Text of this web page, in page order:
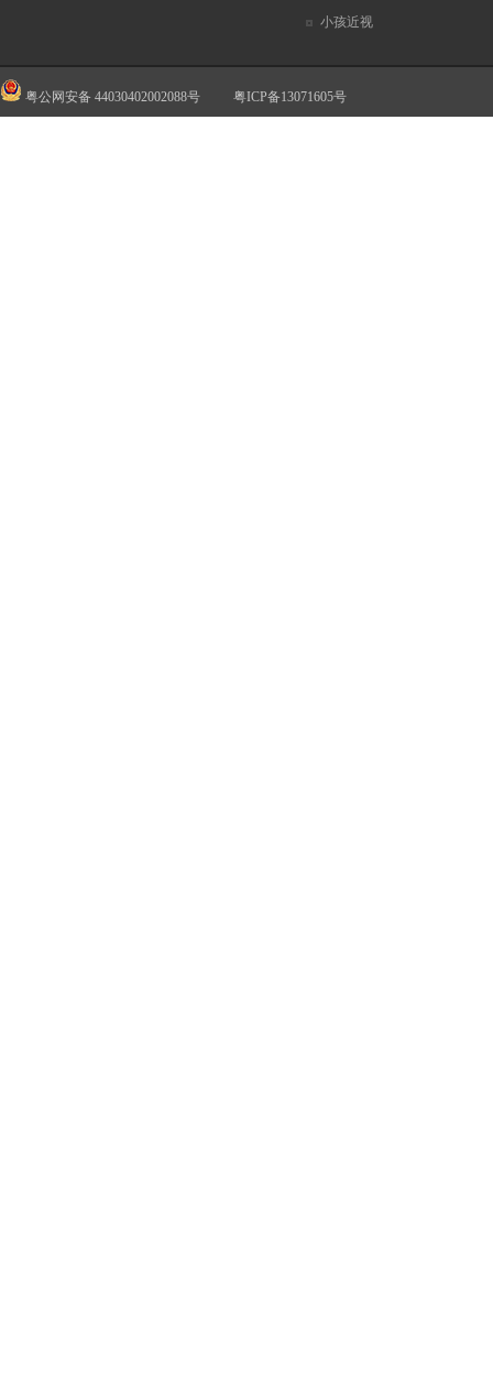
小孩近视
粤公网安备 44030402002088号 粤ICP备13071605号